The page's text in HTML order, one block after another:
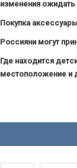
изменения ожидать
Покупка
Россияни могут
Где находится
местоположение и